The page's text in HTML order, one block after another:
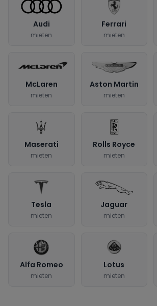
Audi
mieten
Ferrari
mieten
McLaren
mieten
Aston Martin
mieten
Maserati
mieten
Rolls Royce
mieten
Tesla
mieten
Jaguar
mieten
Alfa Romeo
mieten
Lotus
mieten